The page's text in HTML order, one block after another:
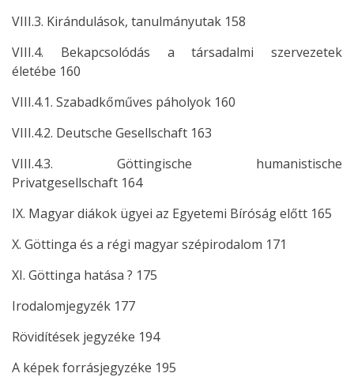
VIII.3. Kirándulások, tanulmányutak 158
VIII.4. Bekapcsolódás a társadalmi szervezetek
életébe 160
VIII.4.1. Szabadkőműves páholyok 160
VIII.4.2. Deutsche Gesellschaft 163
VIII.4.3. Göttingische humanistische
Privatgesellschaft 164
IX. Magyar diákok ügyei az Egyetemi Bíróság előtt 165
X. Göttinga és a régi magyar szépirodalom 171
XI. Göttinga hatása ? 175
Irodalomjegyzék 177
Rövidítések jegyzéke 194
A képek forrásjegyzéke 195